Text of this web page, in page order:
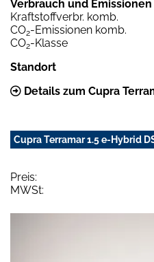
Verbrauch und Emissionen
Kraftstoffverbr. komb.
CO2-Emissionen komb.
CO2-Klasse
Standort
Details zum Cupra
Cupra Terramar 1.5 e-Hybrid
Preis:
MWSt: